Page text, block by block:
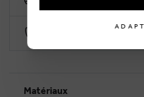
Matériaux